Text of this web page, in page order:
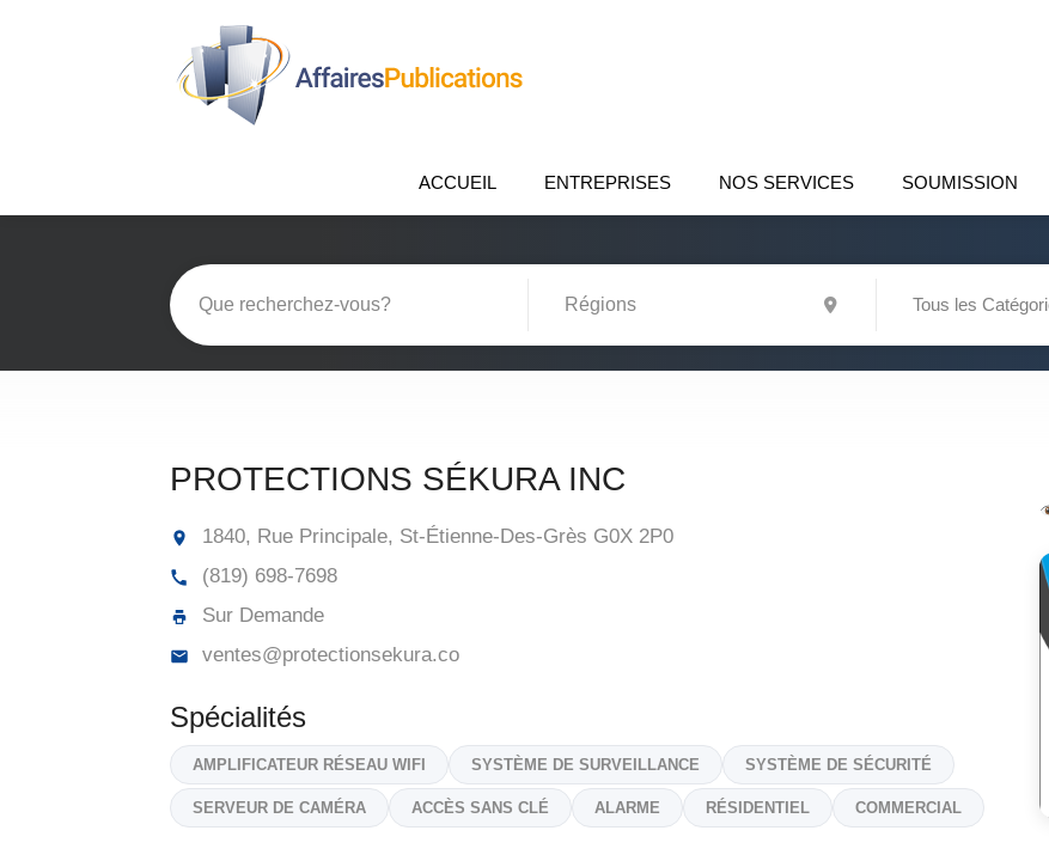
ACCUEIL ENTREPRISES NOS SERVICES SOUMISSION
Tous les
PROTECTIONS SÉKURA INC
1840, Rue Principale, St-Étienne-Des-Grès G0X 2P0
(819) 698-7698
Sur Demande
ventes@protectionsekura.co
Spécialités
AMPLIFICATEUR RÉSEAU WIFI SYSTÈME DE SURVEILLANCE SYSTÈME DE SÉCURITÉ
SERVEUR DE CAMÉRA ACCÈS SANS CLÉ ALARME RÉSIDENTIEL COMMERCIAL